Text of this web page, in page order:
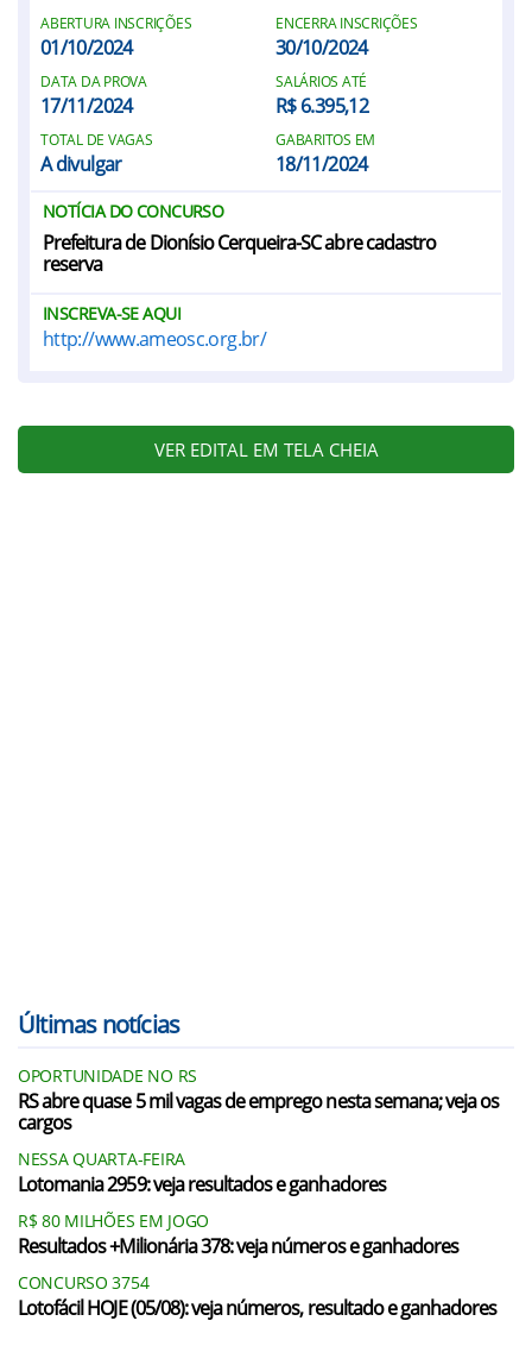
ABERTURA INSCRIÇÕES
01/10/2024
ENCERRA INSCRIÇÕES
30/10/2024
DATA DA PROVA
17/11/2024
SALÁRIOS ATÉ
R$ 6.395,12
TOTAL DE VAGAS
A divulgar
GABARITOS EM
18/11/2024
NOTÍCIA DO CONCURSO
Prefeitura de Dionísio Cerqueira-SC abre cadastro
reserva
INSCREVA-SE AQUI
http://www.ameosc.org.br/
VER EDITAL EM TELA CHEIA
Últimas notícias
OPORTUNIDADE NO RS
RS abre quase 5 mil vagas de emprego nesta semana; veja os
cargos
NESSA QUARTA-FEIRA
Lotomania 2959: veja resultados e ganhadores
R$ 80 MILHÕES EM JOGO
Resultados +Milionária 378: veja números e ganhadores
CONCURSO 3754
Lotofácil HOJE (05/08): veja números, resultado e ganhadores